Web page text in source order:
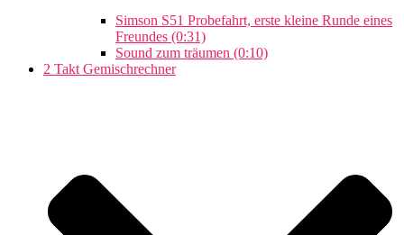
Simson S51 Probefahrt, erste kleine Runde eines
Freundes (0:31)
Sound zum träumen (0:10)
2 Takt Gemischrechner